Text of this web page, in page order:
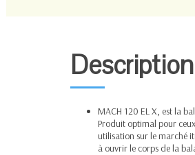
Description
MACH 120 EL X, est la
Produit optimal pour
utilisation sur le marché
à ouvrir le corps de la